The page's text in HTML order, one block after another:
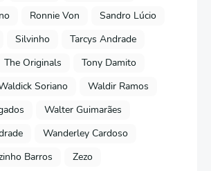
Ronnie Von
Sandro Lúcio
Silvinho
Tarcys Andrade
The Originals
Tony Damito
Soriano
Waldir Ramos
Walter Guimarães
Wanderley Cardoso
Barros Zezo